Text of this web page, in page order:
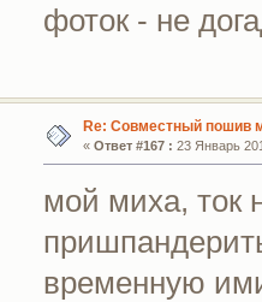
фоток - не
Re: Совместный пошив
« Ответ #167 : 23 Январь
мой миха, ток
временную